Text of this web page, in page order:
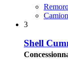
3
Shell